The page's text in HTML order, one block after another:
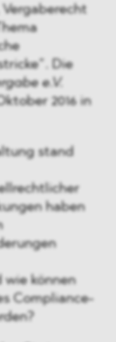
Die
e.V.
2016 in
stand
haben
können
Compliance-